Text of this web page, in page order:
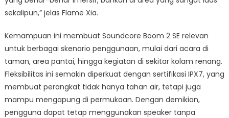
sekalipun,” jelas Flame Xia.
Kemampuan ini membuat Soundcore Boom 2 SE relevan
untuk berbagai skenario penggunaan, mulai dari acara di
taman, area pantai, hingga kegiatan di sekitar kolam renang.
Fleksibilitas ini semakin diperkuat dengan sertifikasi IPX7, yang
membuat perangkat tidak hanya tahan air, tetapi juga
mampu mengapung di permukaan. Dengan demikian,
pengguna dapat tetap menggunakan speaker tanpa